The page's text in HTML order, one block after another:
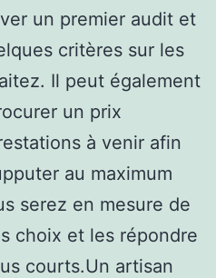
un premier audit et
critères sur les
Il peut également
un prix
à venir afin
au maximum
serez en mesure de
choix et les répondre
courts.Un artisan